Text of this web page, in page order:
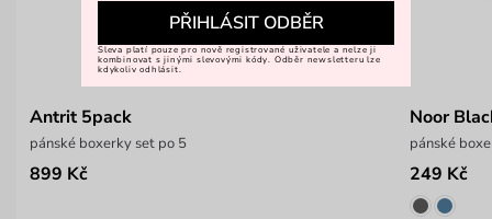
Antrit 5pack
pánské boxerky set po 5
899 Kč
Noor
pánské
249 Kč
PŘIHLÁSIT ODBĚR
Sleva platí pouze pro nově registrované uživatele a nelze ji
kombinovat s jinými slevovými kódy. Odběr newsletteru lze
kdykoliv odhlásit.